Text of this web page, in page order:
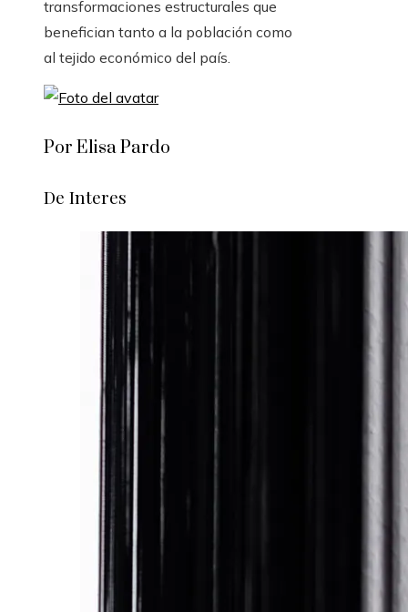
transformaciones estructurales que
benefician tanto a la población como
al tejido económico del país.
Por Elisa Pardo
De Interes